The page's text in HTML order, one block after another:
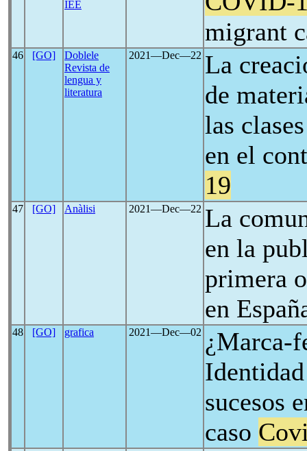
IEE
migrant
46 [GO]
Doblele
Revista de
lengua y
literatura
2021―Dec―22 La
de
las
en el
19
47 [GO] Anàlisi 2021―Dec―22 La
en la
primera
en
48 [GO] grafica 2021―Dec―02 ¿Marca-
sucesos
caso